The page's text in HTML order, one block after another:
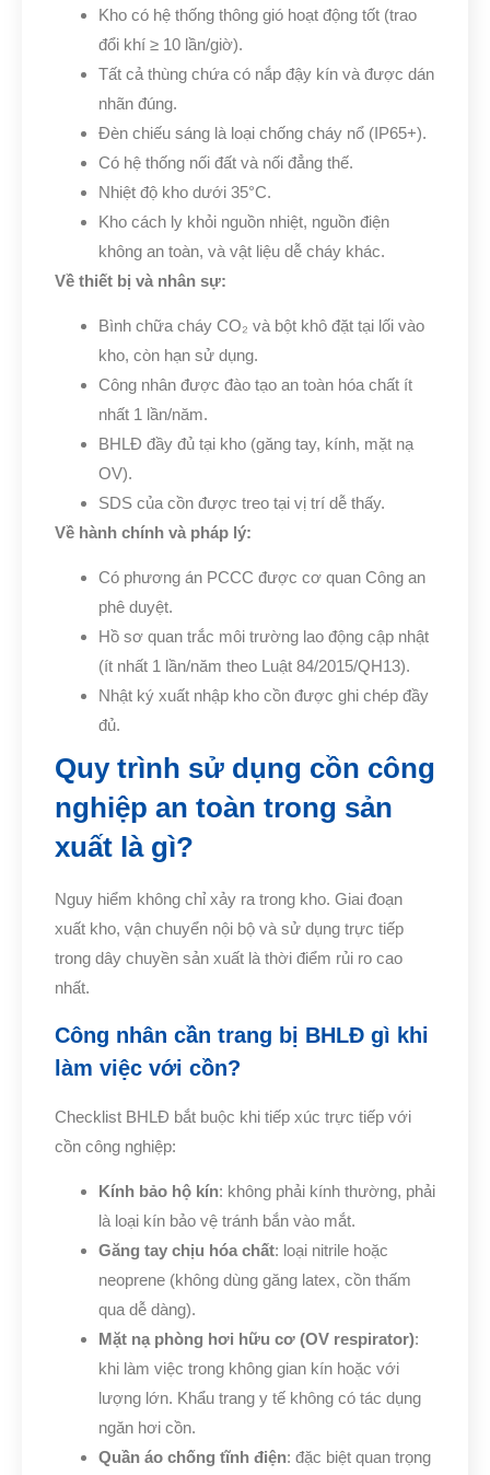
Kho có hệ thống thông gió hoạt động tốt (trao
đổi khí ≥ 10 lần/giờ).
Tất cả thùng chứa có nắp đậy kín và được dán
nhãn đúng.
Đèn chiếu sáng là loại chống cháy nổ (IP65+).
Có hệ thống nối đất và nối đẳng thế.
Nhiệt độ kho dưới 35°C.
Kho cách ly khỏi nguồn nhiệt, nguồn điện
không an toàn, và vật liệu dễ cháy khác.
Về thiết bị và nhân sự:
Bình chữa cháy CO₂ và bột khô đặt tại lối vào
kho, còn hạn sử dụng.
Công nhân được đào tạo an toàn hóa chất ít
nhất 1 lần/năm.
BHLĐ đầy đủ tại kho (găng tay, kính, mặt nạ
OV).
SDS của cồn được treo tại vị trí dễ thấy.
Về hành chính và pháp lý:
Có phương án PCCC được cơ quan Công an
phê duyệt.
Hồ sơ quan trắc môi trường lao động cập nhật
(ít nhất 1 lần/năm theo Luật 84/2015/QH13).
Nhật ký xuất nhập kho cồn được ghi chép đầy
đủ.
Quy trình sử dụng cồn công
nghiệp an toàn trong sản
xuất là gì?
Nguy hiểm không chỉ xảy ra trong kho. Giai đoạn
xuất kho, vận chuyển nội bộ và sử dụng trực tiếp
trong dây chuyền sản xuất là thời điểm rủi ro cao
nhất.
Công nhân cần trang bị BHLĐ gì khi
làm việc với cồn?
Checklist BHLĐ bắt buộc khi tiếp xúc trực tiếp với
cồn công nghiệp:
Kính bảo hộ kín: không phải kính thường, phải
là loại kín bảo vệ tránh bắn vào mắt.
Găng tay chịu hóa chất: loại nitrile hoặc
neoprene (không dùng găng latex, cồn thấm
qua dễ dàng).
Mặt nạ phòng hơi hữu cơ (OV respirator):
khi làm việc trong không gian kín hoặc với
lượng lớn. Khẩu trang y tế không có tác dụng
ngăn hơi cồn.
Quần áo chống tĩnh điện: đặc biệt quan trọng